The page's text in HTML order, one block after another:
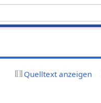
Quelltext anzeigen